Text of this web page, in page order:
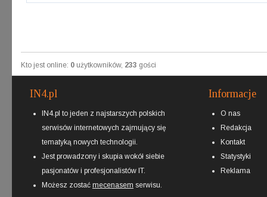
Kto jest online: 0 użytkowników, 233 gości
IN4.pl
IN4.pl to jeden z najstarszych polskich
serwisów internetowych zajmujący się
tematyką nowych technologii.
Jest prowadzony i skupia wokół siebie
pasjonatów i profesjonalistów IT.
Możesz zostać mecenasem serwisu.
Informacje
O nas
Redakcja
Kontakt
Statystyki
Reklama